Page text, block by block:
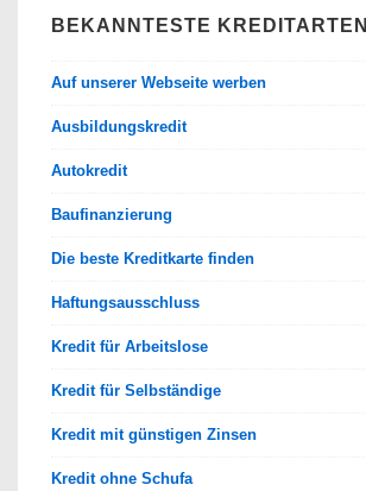
BEKANNTESTE KREDITARTEN
Auf unserer Webseite werben
Ausbildungskredit
Autokredit
Baufinanzierung
Die beste Kreditkarte finden
Haftungsausschluss
Kredit für Arbeitslose
Kredit für Selbständige
Kredit mit günstigen Zinsen
Kredit ohne Schufa